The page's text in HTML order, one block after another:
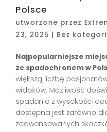
Polsce
utworzone przez
23, 2025 | Bez
Najpopularniejsze
ze spadochronem w
większą liczbę
widoków. Możliwość
spadania z wysokości
dostępna jest zarówno
zaawansowanych